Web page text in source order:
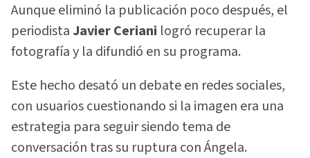
Aunque eliminó la publicación poco después, el
periodistaJavier Ceriani logró recuperar la
fotografía y la difundió en su programa.
Este hecho desató un debate en redes sociales,
con usuarios cuestionando si la imagen era una
estrategia para seguir siendo tema de
conversación tras su ruptura con Ángela.